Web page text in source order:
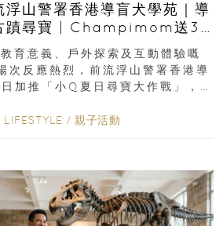
浮山警署香港導盲犬學苑｜導
蹟尋寶 | Champimom送3
育意義、戶外探索及互動體驗嘅
次反應熱烈，前流浮山警署香港導
加推「小Q夏日尋寶大作戰」，家
LIFESTYLE / 親子活動